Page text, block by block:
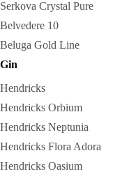
Serkova Crystal Pure
Belvedere 10
Beluga Gold Line
Gin
Hendricks
Hendricks Orbium
Hendricks Neptunia
Hendricks Flora Adora
Hendricks Oasium